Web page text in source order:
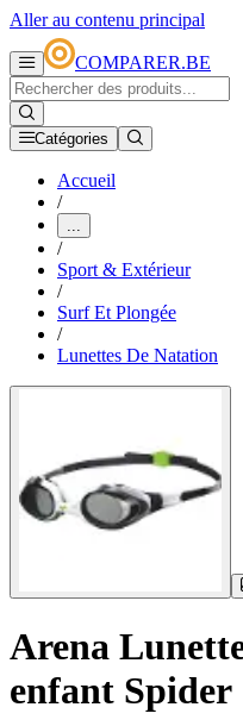
Aller au contenu principal
COMPARER.BE
Catégories
Accueil
/
...
/
Sport & Extérieur
/
Surf Et Plongée
/
Lunettes De Natation
Arena
enfant Spider